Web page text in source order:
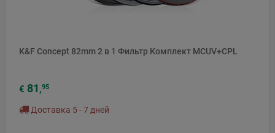
K&F Concept 82mm 2 в 1 Фильтр Комплект MCUV+CPL
€ 81 ,95
Доставка 5 - 7 дней